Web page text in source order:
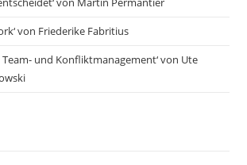
von Friederike Fabritius
Team- und Konfliktmanagement‘ von Ute